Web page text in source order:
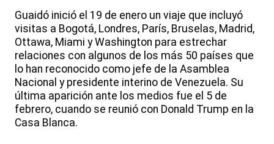
Guaidó inició el 19 de enero un viaje que incluyó
visitas a Bogotá, Londres, París, Bruselas, Madrid,
Ottawa, Miami y Washington para estrechar
relaciones con algunos de los más 50 países que
lo han reconocido como jefe de la Asamblea
Nacional y presidente interino de Venezuela. Su
última aparición ante los medios fue el 5 de
febrero, cuando se reunió con Donald Trump en la
Casa Blanca.